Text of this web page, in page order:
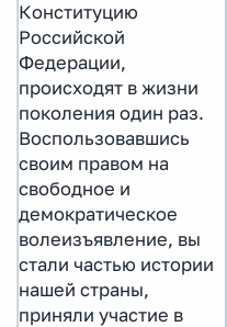
Конституцию
Российской
Федерации,
происходят в жизни
поколения один раз.
Воспользовавшись
своим правом на
свободное и
демократическое
волеизъявление, вы
стали частью истории
нашей страны,
приняли участие в